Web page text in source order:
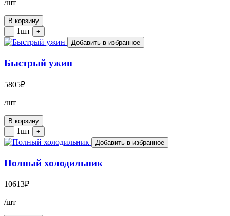
/шт
В корзину
-
1шт
+
Добавить в избранное
Быстрый ужин
5805₽
/шт
В корзину
-
1шт
+
Добавить в избранное
Полный холодильник
10613₽
/шт